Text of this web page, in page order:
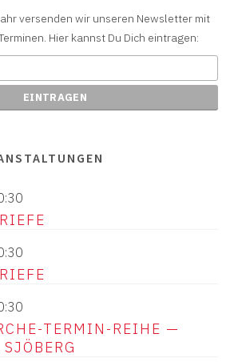
versenden wir unseren Newsletter mit
Hier kannst Du Dich eintragen:
TERMIN-REIHE —